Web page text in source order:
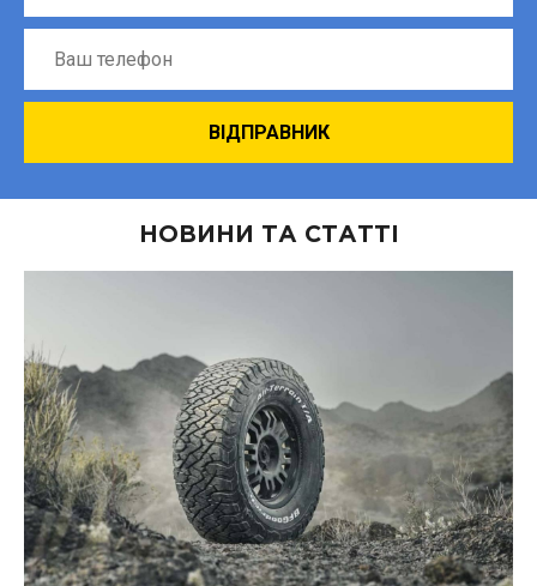
НОВИНИ ТА СТАТТІ